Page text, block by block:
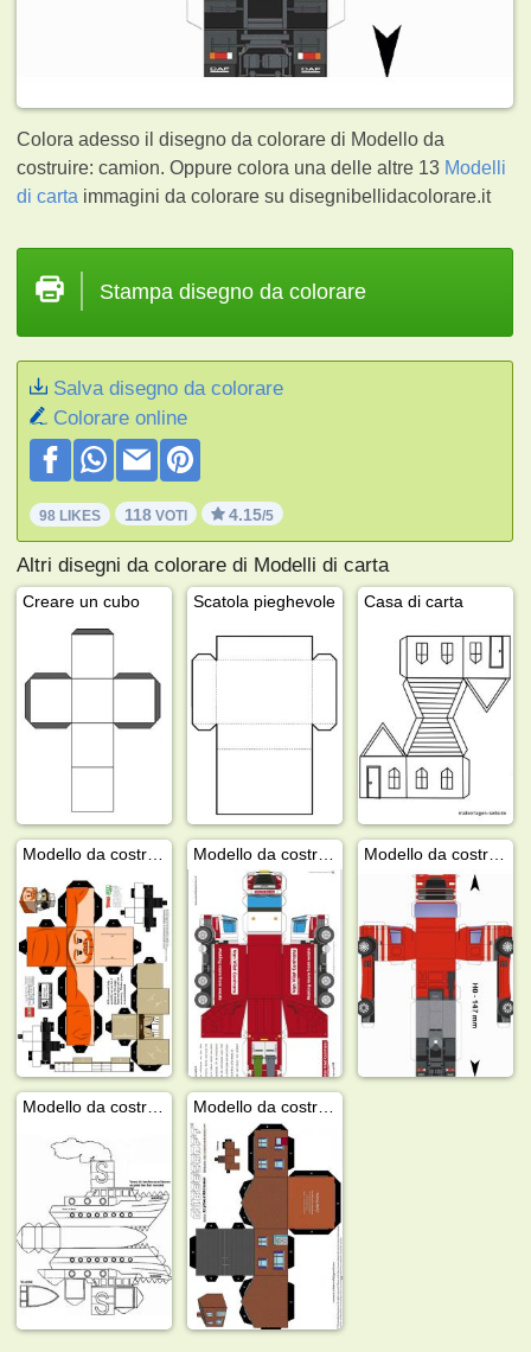
Colora adesso il disegno da colorare di Modello da
costruire: camion. Oppure colora una delle altre 13 Modelli
di carta immagini da colorare su disegnibellidacolorare.it
Stampa disegno da colorare
Salva disegno da colorare
Colorare online
98 LIKES 118 VOTI 4.15/5
Altri disegni da colorare di Modelli di carta
Creare un cubo Scatola pieghevole Casa di carta